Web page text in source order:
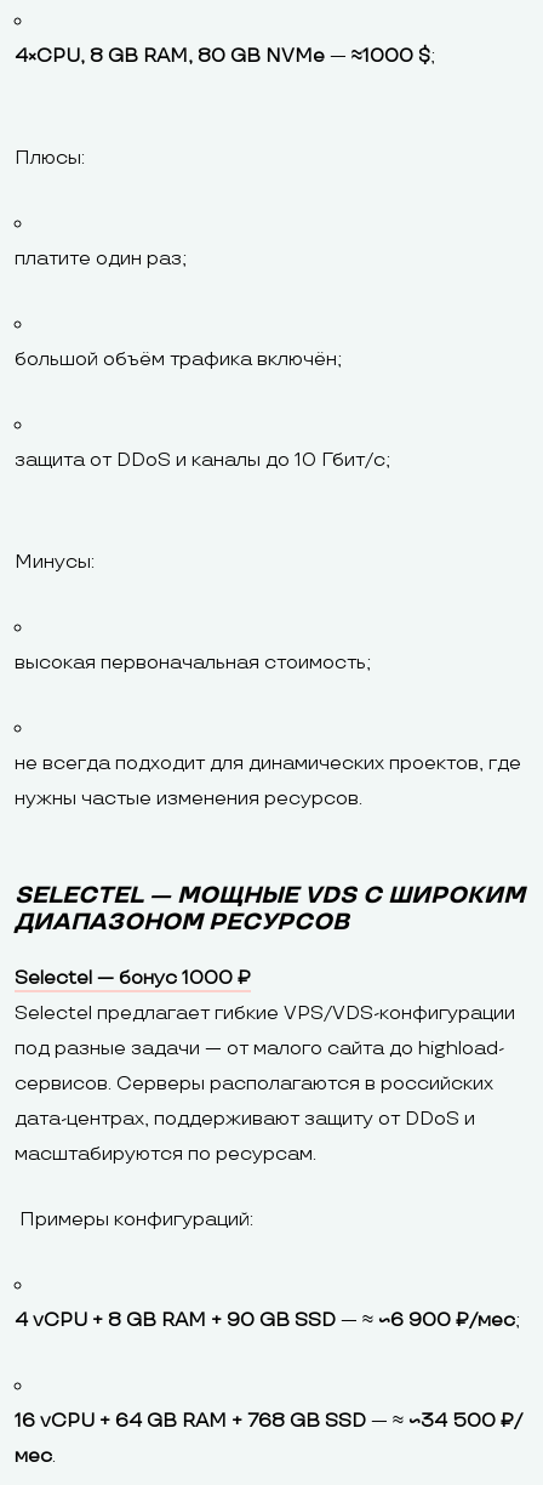
4×CPU, 8 GB RAM, 80 GB NVMe — ≈1000 $;
Плюсы:
платите один раз;
большой объём трафика включён;
защита от DDoS и каналы до 10 Гбит/с;
Минусы:
высокая первоначальная стоимость;
не всегда подходит для динамических проектов, где
нужны частые изменения ресурсов.
SELECTEL — МОЩНЫЕ VDS С ШИРОКИМ
ДИАПАЗОНОМ РЕСУРСОВ
Selectel — бонус 1000 ₽
Selectel предлагает гибкие VPS/VDS-конфигурации
под разные задачи — от малого сайта до highload-
сервисов. Серверы располагаются в российских
дата-центрах, поддерживают защиту от DDoS и
масштабируются по ресурсам.
Примеры конфигураций:
4 vCPU + 8 GB RAM + 90 GB SSD — ≈ ~6 900 ₽/мес;
16 vCPU + 64 GB RAM + 768 GB SSD — ≈ ~34 500 ₽/
мес.